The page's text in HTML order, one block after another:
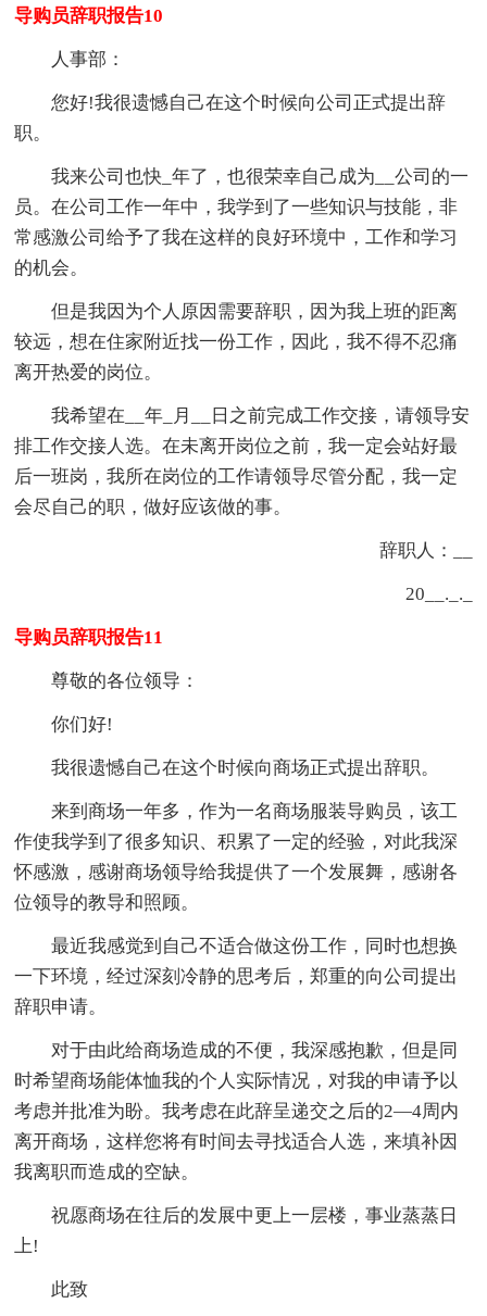
导购员辞职报告10
人事部：
您好!我很遗憾自己在这个时候向公司正式提出辞
职。
我来公司也快_年了，也很荣幸自己成为__公司的一
员。在公司工作一年中，我学到了一些知识与技能，非
常感激公司给予了我在这样的良好环境中，工作和学习
的机会。
但是我因为个人原因需要辞职，因为我上班的距离
较远，想在住家附近找一份工作，因此，我不得不忍痛
离开热爱的岗位。
我希望在__年_月__日之前完成工作交接，请领导安
排工作交接人选。在未离开岗位之前，我一定会站好最
后一班岗，我所在岗位的工作请领导尽管分配，我一定
会尽自己的职，做好应该做的事。
辞职人：__
20__._._
导购员辞职报告11
尊敬的各位领导：
你们好!
我很遗憾自己在这个时候向商场正式提出辞职。
来到商场一年多，作为一名商场服装导购员，该工
作使我学到了很多知识、积累了一定的经验，对此我深
怀感激，感谢商场领导给我提供了一个发展舞，感谢各
位领导的教导和照顾。
最近我感觉到自己不适合做这份工作，同时也想换
一下环境，经过深刻冷静的思考后，郑重的向公司提出
辞职申请。
对于由此给商场造成的不便，我深感抱歉，但是同
时希望商场能体恤我的个人实际情况，对我的申请予以
考虑并批准为盼。我考虑在此辞呈递交之后的2—4周内
离开商场，这样您将有时间去寻找适合人选，来填补因
我离职而造成的空缺。
祝愿商场在往后的发展中更上一层楼，事业蒸蒸日
上!
此致